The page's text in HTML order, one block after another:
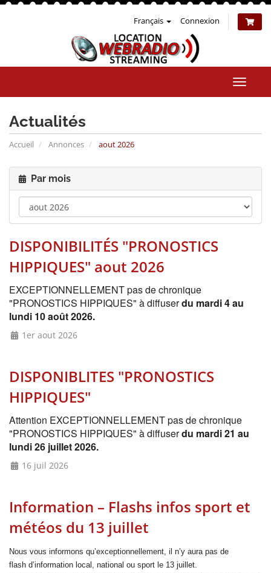
Français Connexion
la
Actualités
Accueil Annonces aout 2026
Par mois
DISPONIBILITÉS "PRONOSTICS
HIPPIQUES" aout 2026
EXCEPTIONNELLEMENT pas de chronique
"PRONOSTICS HIPPIQUES" à diffuserdu mardi 4 au
lundi 10 août 2026.
1er aout 2026
DISPONIBLITES "PRONOSTICS
HIPPIQUES"
Attention EXCEPTIONNELLEMENT pas de chronique
"PRONOSTICS HIPPIQUES" à diffuserdu mardi 21 au
lundi 26 juillet 2026.
16 juil 2026
Information – Flashs infos sport et
météos du 13 juillet
Nous vous informons qu’exceptionnellement, il n’y aura pas de
flash d’information local, national ou sport le 13 juillet.